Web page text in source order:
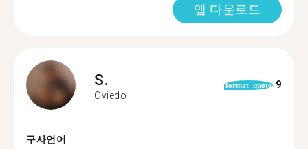
앱 다운로드
S.
Oviedo
format_quote 9
구사언어